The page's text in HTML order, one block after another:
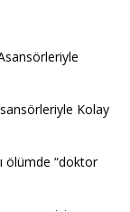
Kolay
ölümde “doktor